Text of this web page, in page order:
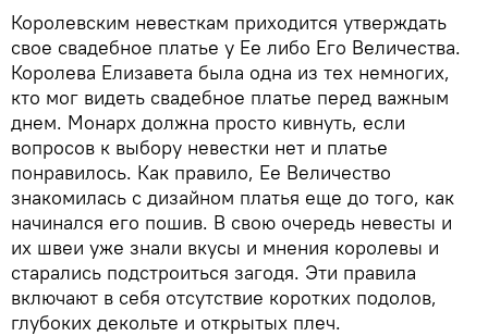
Королевским невесткам приходится утверждать
свое свадебное платье у Ее либо Его Величества.
Королева Елизавета была одна из тех немногих,
кто мог видеть свадебное платье перед важным
днем. Монарх должна просто кивнуть, если
вопросов к выбору невестки нет и платье
понравилось. Как правило, Ее Величество
знакомилась с дизайном платья еще до того, как
начинался его пошив. В свою очередь невесты и
их швеи уже знали вкусы и мнения королевы и
старались подстроиться загодя. Эти правила
включают в себя отсутствие коротких подолов,
глубоких декольте и открытых плеч.